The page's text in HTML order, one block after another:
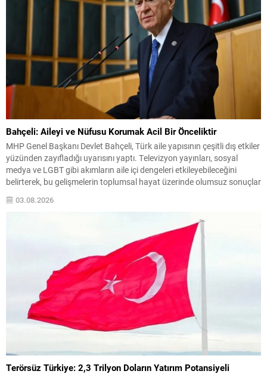
Bahçeli: Aileyi ve Nüfusu Korumak Acil Bir Önceliktir
MHP Genel Başkanı Devlet Bahçeli, Türk aile yapısının çeşitli dış etkiler
yüzünden zayıfladığı uyarısını yaptı. Televizyon yayınları, sosyal
medya ve LGBT gibi akımların aile içi dengeleri etkileyebileceğini
belirterek, bu gelişmelerin toplumsal hayat üzerinde olumsuz sonuçlar
doğurabileceğini ifade etti. Bahçeli, ailenin bir milletin varlığını
sürdüren en temel kurumu olduğunu vurguladı. Ailenin...
03.08.2026
Terörsüz Türkiye: 2,3 Trilyon Doların Yatırım Potansiyeli